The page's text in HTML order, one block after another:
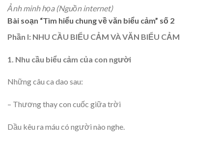
Ảnh minh họa (Nguồn internet)
Bài soạn “Tìm hiểu chung về văn biểu cảm” số 2
Phần I: NHU CẦU BIỂU CẢM VÀ VĂN BIỂU CẢM
1. Nhu cầu biểu cảm của con người
Những câu ca dao sau:
– Thương thay con cuốc giữa trời
Dầu kêu ra máu có người nào nghe.